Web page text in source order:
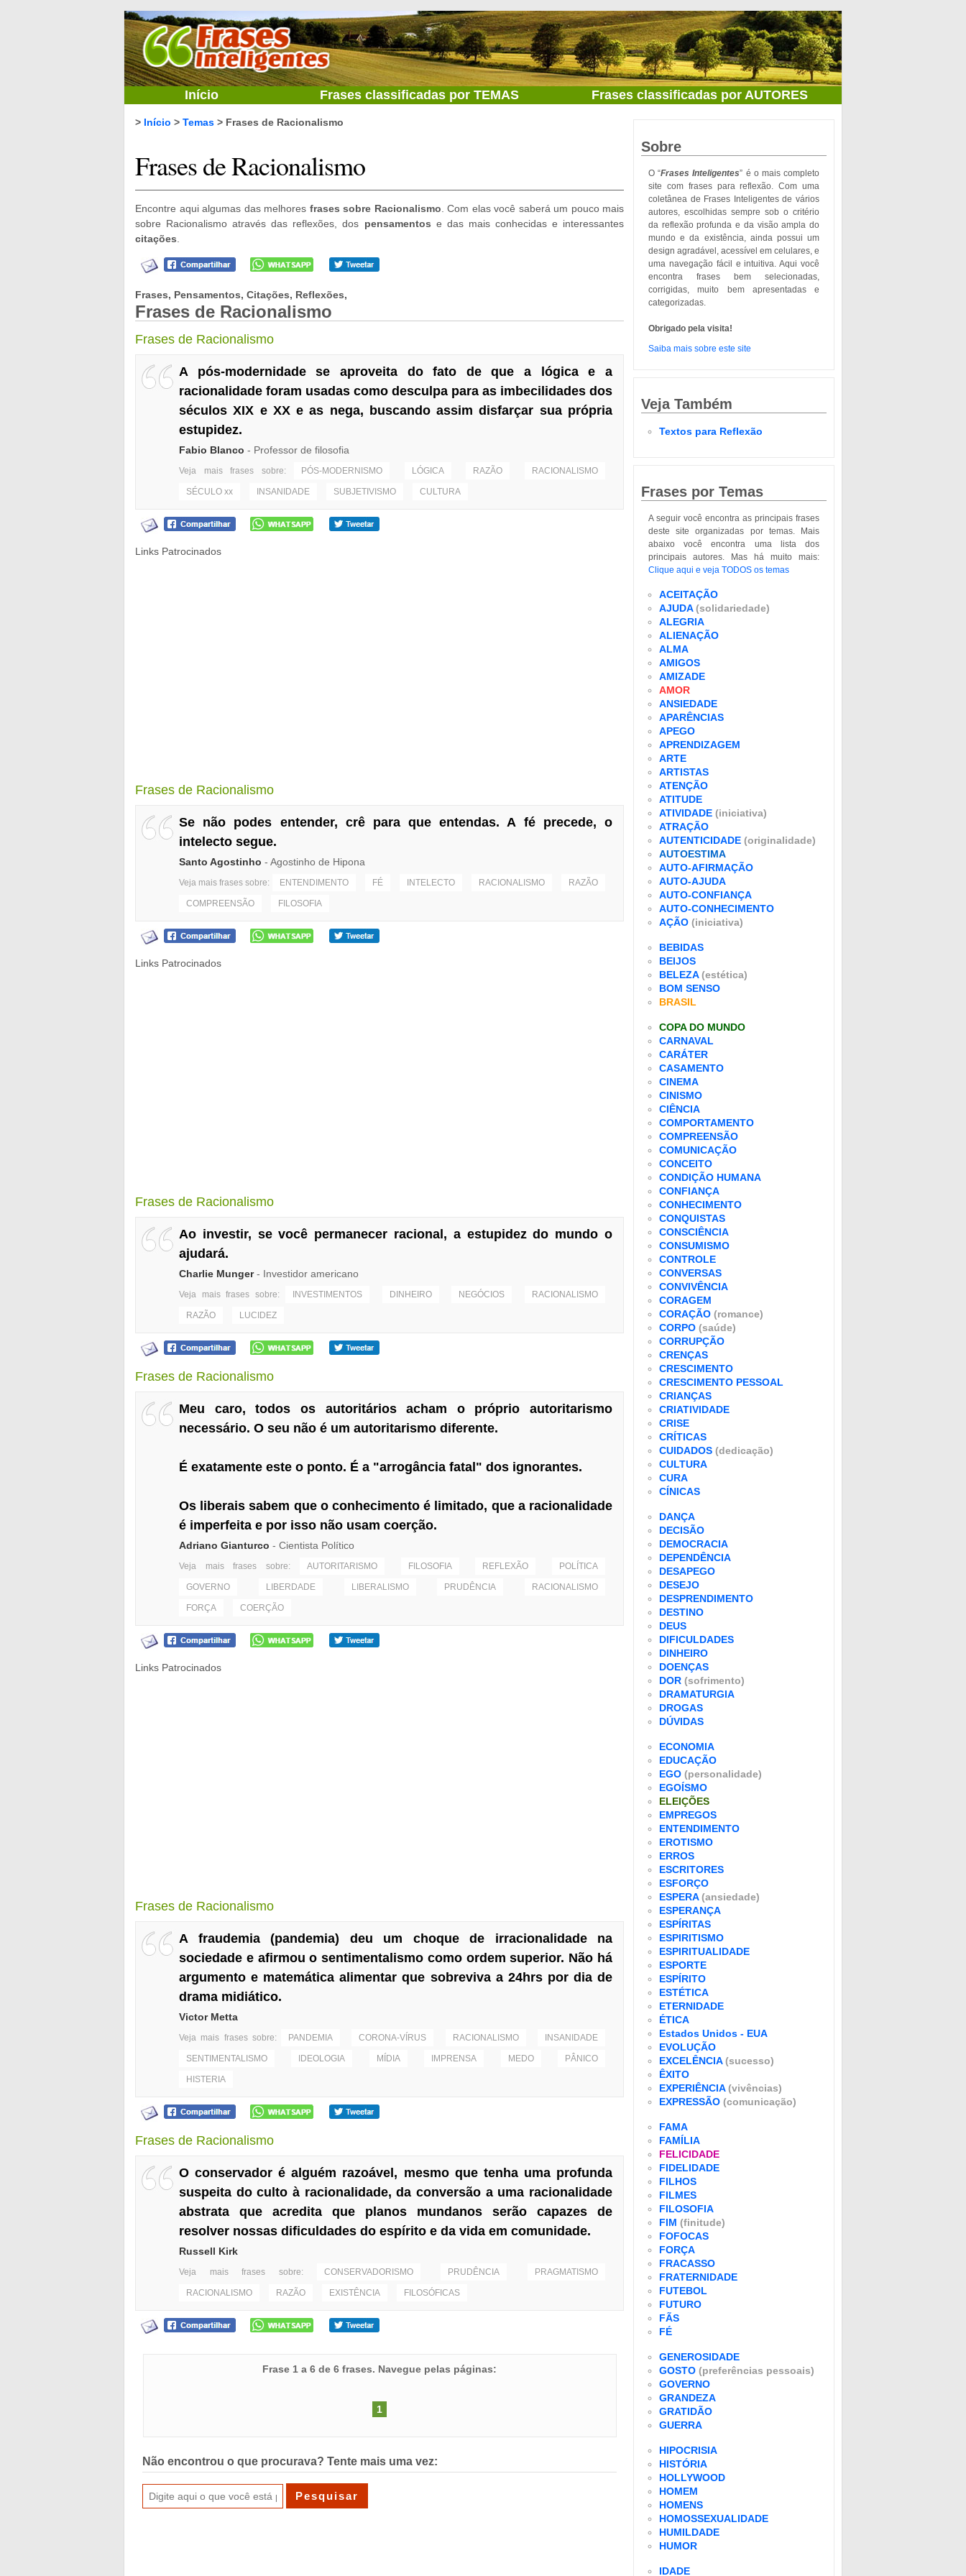
Início Frases classificadas por TEMAS Frases classificadas por AUTORES
> Início > Temas > Frases de Racionalismo
Frases de Racionalismo
Encontre aqui algumas das melhores frases sobre Racionalismo . Com elas você saberá um pouco mais
sobre Racionalismo através das reflexões, dos pensamentos e das mais conhecidas e interessantes
citações
Frases, Pensamentos, Citações, Reflexões,
Frases de Racionalismo
Frases de Racionalismo
A pós-modernidade se aproveita do fato de que a lógica e a
racionalidade foram usadas como desculpa para as imbecilidades dos
séculos XIX e XX e as nega, buscando assim disfarçar sua própria
estupidez.
Fabio Blanco - Professor de filosofia
Veja mais frases sobre: PÓS-MODERNISMO LÓGICA RAZÃO RACIONALISMO
SÉCULO xx INSANIDADE SUBJETIVISMO CULTURA
Links Patrocinados
Frases de Racionalismo
Se não podes entender, crê para que entendas. A fé precede, o
intelecto segue.
Santo Agostinho - Agostinho de Hipona
Veja mais frases sobre: ENTENDIMENTO FÉ INTELECTO RACIONALISMO RAZÃO
COMPREENSÃO FILOSOFIA
Links Patrocinados
Frases de Racionalismo
Ao investir, se você permanecer racional, a estupidez do mundo o
ajudará.
Charlie Munger- Investidor americano
Veja mais frases sobre: INVESTIMENTOS DINHEIRO NEGÓCIOS RACIONALISMO
RAZÃO LUCIDEZ
Frases de Racionalismo
Meu caro, todos os autoritários acham o próprio autoritarismo
necessário. O seu não é um autoritarismo diferente.
É exatamente este o ponto. É a "arrogância fatal" dos ignorantes.
Os liberais sabem que o conhecimento é limitado, que a racionalidade
é imperfeita e por isso não usam coerção.
Adriano Gianturco - Cientista Político
Veja mais frases sobre: AUTORITARISMO FILOSOFIA REFLEXÃO POLÍTICA
GOVERNO LIBERDADE LIBERALISMO PRUDÊNCIA RACIONALISMO
FORÇA COERÇÃO
Links Patrocinados
Frases de Racionalismo
A fraudemia (pandemia) deu um choque de irracionalidade na
sociedade e afirmou o sentimentalismo como ordem superior. Não há
argumento e matemática alimentar que sobreviva a 24hrs por dia de
drama midiático.
Victor Metta
Veja mais frases sobre: PANDEMIA CORONA-VÍRUS RACIONALISMO INSANIDADE
SENTIMENTALISMO IDEOLOGIA MÍDIA IMPRENSA MEDO PÂNICO
HISTERIA
Frases de Racionalismo
O conservador é alguém razoável, mesmo que tenha uma profunda
suspeita do culto à racionalidade, da conversão a uma racionalidade
abstrata que acredita que planos mundanos serão capazes de
resolver nossas dificuldades do espírito e da vida em comunidade.
Russell Kirk
Veja mais frases sobre: CONSERVADORISMO PRUDÊNCIA PRAGMATISMO
RACIONALISMO RAZÃO EXISTÊNCIA FILOSÓFICAS
Frase 1 a 6 de 6 frases. Navegue pelas páginas:
1
Não encontrou o que procurava? Tente mais uma vez:
Sobre
O “Frases Inteligentes” é o mais completo
site com frases para reflexão. Com uma
coletânea de Frases Inteligentes de vários
autores, escolhidas sempre sob o critério
da reflexão profunda e da visão ampla do
mundo e da existência, ainda possui um
design agradável, acessível em celulares, e
uma navegação fácil e intuitiva. Aqui você
encontra frases bem selecionadas,
corrigidas, muito bem apresentadas e
categorizadas.
Obrigado pela visita!
Saiba mais sobre este site
Veja Também
Textos para Reflexão
Frases por Temas
A seguir você encontra as principais frases
deste site organizadas por temas. Mais
abaixo você encontra uma lista dos
principais autores. Mas há muito mais:
Clique aqui e veja TODOS os temas
ACEITAÇÃO
AJUDA(solidariedade)
ALEGRIA
ALIENAÇÃO
ALMA
AMIGOS
AMIZADE
AMOR
ANSIEDADE
APARÊNCIAS
APEGO
APRENDIZAGEM
ARTE
ARTISTAS
ATENÇÃO
ATITUDE
ATIVIDADE (iniciativa)
ATRAÇÃO
AUTENTICIDADE (originalidade)
AUTOESTIMA
AUTO-AFIRMAÇÃO
AUTO-AJUDA
AUTO-CONFIANÇA
AUTO-CONHECIMENTO
AÇÃO (iniciativa)
BEBIDAS
BEIJOS
BELEZA(estética)
BOM SENSO
BRASIL
COPA DO MUNDO
CARNAVAL
CARÁTER
CASAMENTO
CINEMA
CINISMO
CIÊNCIA
COMPORTAMENTO
COMPREENSÃO
COMUNICAÇÃO
CONCEITO
CONDIÇÃO HUMANA
CONFIANÇA
CONHECIMENTO
CONQUISTAS
CONSCIÊNCIA
CONSUMISMO
CONTROLE
CONVERSAS
CONVIVÊNCIA
CORAGEM
CORAÇÃO (romance)
CORPO (saúde)
CORRUPÇÃO
CRENÇAS
CRESCIMENTO
CRESCIMENTO PESSOAL
CRIANÇAS
CRIATIVIDADE
CRISE
CRÍTICAS
CUIDADOS (dedicação)
CULTURA
CURA
CÍNICAS
DANÇA
DECISÃO
DEMOCRACIA
DEPENDÊNCIA
DESAPEGO
DESEJO
DESPRENDIMENTO
DESTINO
DEUS
DIFICULDADES
DINHEIRO
DOENÇAS
DOR (sofrimento)
DRAMATURGIA
DROGAS
DÚVIDAS
ECONOMIA
EDUCAÇÃO
EGO (personalidade)
EGOÍSMO
ELEIÇÕES
EMPREGOS
ENTENDIMENTO
EROTISMO
ERROS
ESCRITORES
ESFORÇO
ESPERA(ansiedade)
ESPERANÇA
ESPÍRITAS
ESPIRITISMO
ESPIRITUALIDADE
ESPORTE
ESPÍRITO
ESTÉTICA
ETERNIDADE
ÉTICA
Estados Unidos - EUA
EVOLUÇÃO
EXCELÊNCIA(sucesso)
ÊXITO
EXPERIÊNCIA(vivências)
EXPRESSÃO (comunicação)
FAMA
FAMÍLIA
FELICIDADE
FIDELIDADE
FILHOS
FILMES
FILOSOFIA
FIM (finitude)
FOFOCAS
FORÇA
FRACASSO
FRATERNIDADE
FUTEBOL
FUTURO
FÃS
FÉ
GENEROSIDADE
GOSTO (preferências pessoais)
GOVERNO
GRANDEZA
GRATIDÃO
GUERRA
HIPOCRISIA
HISTÓRIA
HOLLYWOOD
HOMEM
HOMENS
HOMOSSEXUALIDADE
HUMILDADE
HUMOR
IDADE